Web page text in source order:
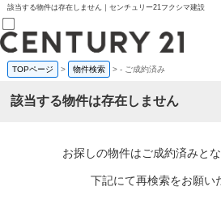
該当する物件は存在しません｜センチュリー21フクシマ建設
売買部
0120-800-844
賃貸部
会員メニュー
TOPページ > 物件検索 >- ご成約済み
該当する物件は存在しません
お探しの物件はご成約済みとな
下記にて再検索をお願い